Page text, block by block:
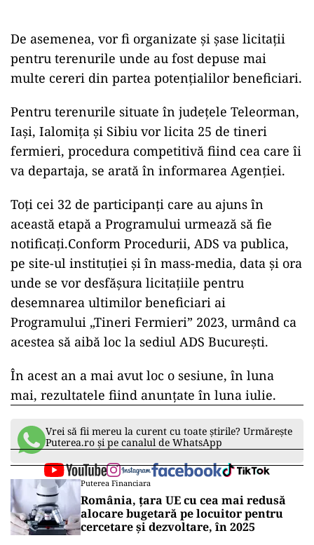
De asemenea, vor fi organizate și șase licitații
pentru terenurile unde au fost depuse mai
multe cereri din partea potențialilor beneficiari.
Pentru terenurile situate în județele Teleorman,
Iași, Ialomița și Sibiu vor licita 25 de tineri
fermieri, procedura competitivă fiind cea care îi
va departaja, se arată în informarea Agenției.
Toți cei 32 de participanți care au ajuns în
această etapă a Programului urmează să fie
notificați.Conform Procedurii, ADS va publica,
pe site-ul instituției și în mass-media, data și ora
unde se vor desfășura licitațiile pentru
desemnarea ultimilor beneficiari ai
Programului „Tineri Fermieri” 2023, urmând ca
acestea să aibă loc la sediul ADS București.
În acest an a mai avut loc o sesiune, în luna
mai, rezultatele fiind anunțate în luna iulie.
Vrei să fii mereu la curent cu toate știrile? Urmărește
Puterea.ro și pe canalul de WhatsApp
Puterea Financiara
România, țara UE cu cea mai redusă
alocare bugetară pe locuitor pentru
cercetare și dezvoltare, în 2025